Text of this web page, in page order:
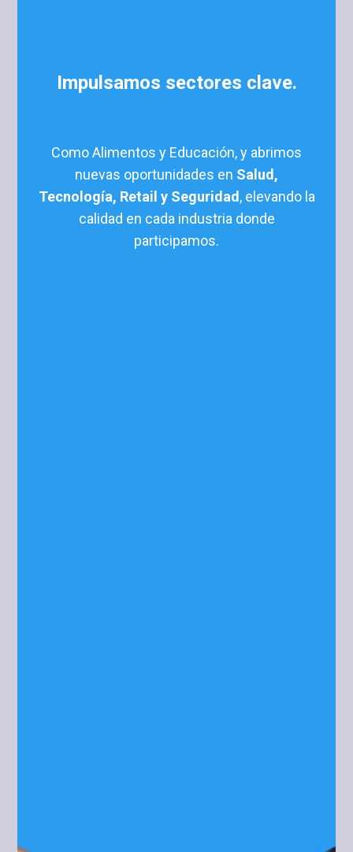
Impulsamos sectores clave.
Como Alimentos y Educación, y abrimos
nuevas oportunidades en Salud,
Tecnología, Retail y Seguridad , elevando la
calidad en cada industria donde
participamos.